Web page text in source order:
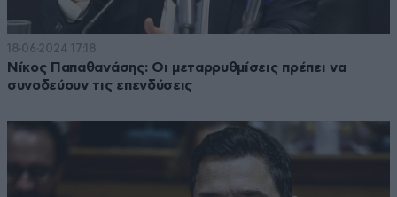
18·06·2024 17:18
Νίκος Παπαθανάσης: Οι μεταρρυθμίσεις πρέπει να
συνοδεύουν τις επενδύσεις